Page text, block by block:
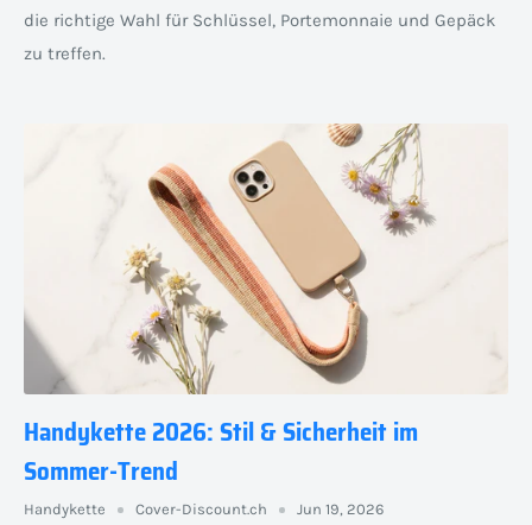
die richtige Wahl für Schlüssel, Portemonnaie und Gepäck
zu treffen.
Handykette 2026: Stil & Sicherheit im
Sommer-Trend
Handykette Cover-Discount.ch Jun 19, 2026